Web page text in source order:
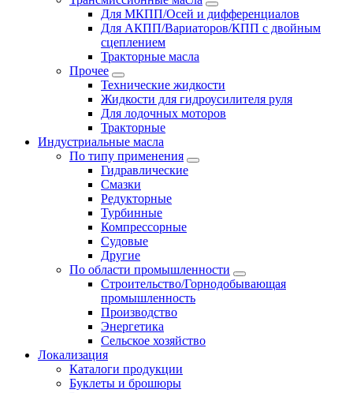
Для МКПП/Осей и дифференциалов
Для АКПП/Вариаторов/КПП с двойным
сцеплением
Тракторные масла
Прочее
Технические жидкости
Жидкости для гидроусилителя руля
Для лодочных моторов
Тракторные
Индустриальные масла
По типу применения
Гидравлические
Cмазки
Редукторные
Турбинные
Компрессорные
Судовые
Другие
По области промышленности
Строительство/Горнодобывающая
промышленность
Производство
Энергетика
Сельское хозяйство
Локализация
Каталоги продукции
Буклеты и брошюры